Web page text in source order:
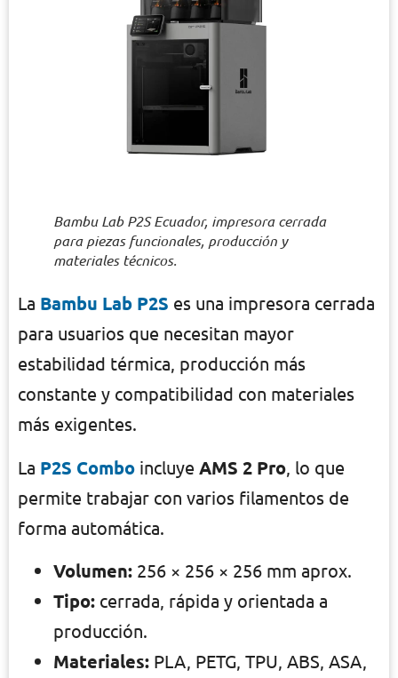
Bambu Lab P2S Ecuador, impresora cerrada
para piezas funcionales, producción y
materiales técnicos.
La Bambu Lab P2S es una impresora cerrada
para usuarios que necesitan mayor
estabilidad térmica, producción más
constante y compatibilidad con materiales
más exigentes.
La P2S Combo incluye AMS 2 Pro , lo que
permite trabajar con varios filamentos de
forma automática.
Volumen: 256 × 256 × 256 mm aprox.
Tipo: cerrada, rápida y orientada a
producción.
Materiales: PLA, PETG, TPU, ABS, ASA,